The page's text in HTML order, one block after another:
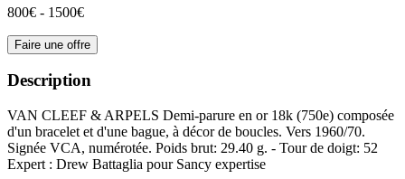
800€ - 1500€
Faire une offre
Description
VAN CLEEF & ARPELS Demi-parure en or 18k (750e) composée
d'un bracelet et d'une bague, à décor de boucles. Vers 1960/70.
Signée VCA, numérotée. Poids brut: 29.40 g. - Tour de doigt: 52
Expert : Drew Battaglia pour Sancy expertise